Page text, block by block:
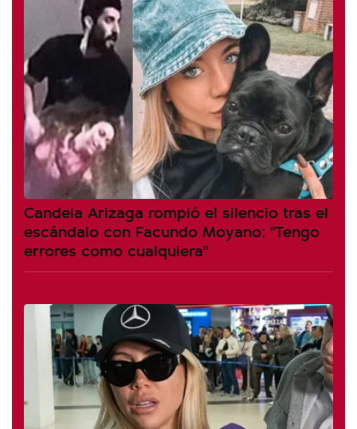
Candela Arizaga rompió el silencio tras el
escándalo con Facundo Moyano: "Tengo
errores como cualquiera"